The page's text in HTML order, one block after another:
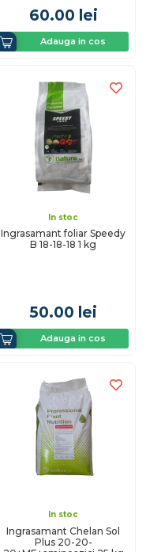
60.00 lei
Adauga in cos
In stoc
Ingrasamant foliar Speedy
B 18-18-18 1 kg
50.00 lei
Adauga in cos
In stoc
Ingrasamant Chelan Sol
Plus 20-20-